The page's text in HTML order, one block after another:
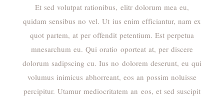
Et sed volutpat rationibus, elitr dolorum mea eu,
quidam sensibus no vel. Ut ius enim efficiantur, nam ex
quot partem, at per offendit petentium. Est perpetua
mnesarchum eu. Qui oratio oporteat at, per discere
dolorum sadipscing cu. Ius no dolorem deserunt, eu qui
volumus inimicus abhorreant, eos an possim noluisse
percipitur. Utamur mediocritatem an eos, et sed suscipit